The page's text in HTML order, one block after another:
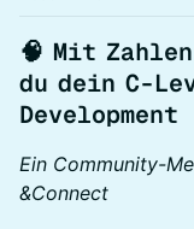
🧠 Mit
du dein C-
Development
Ein Community-
&Connect